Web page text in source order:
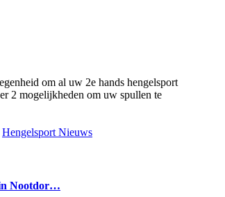
om al uw 2e hands hengelsport
2 mogelijkheden om uw spullen te
Hengelsport Nieuws
Nootdor…